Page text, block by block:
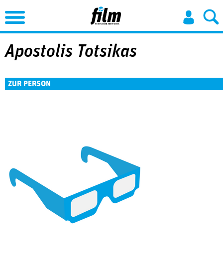
Jump to Navigation
Apostolis Totsikas
ZUR PERSON